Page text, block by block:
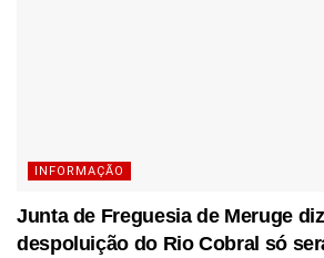
INFORMAÇÃO
Junta de Freguesia de Meruge
despoluição do Rio Cobral só